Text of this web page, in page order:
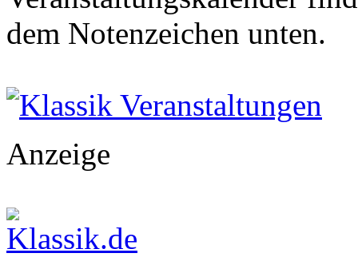
dem Notenzeichen unten.
Klassik Veranstaltungen
Anzeige